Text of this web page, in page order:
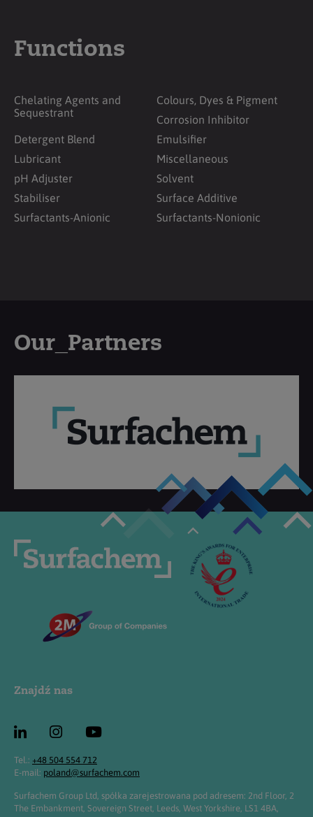
Functions
Chelating Agents and
Sequestrant
Colours, Dyes & Pigment
Corrosion Inhibitor
Detergent Blend
Emulsifier
Lubricant
Miscellaneous
pH Adjuster
Solvent
Stabiliser
Surface Additive
Surfactants-Anionic
Surfactants-Nonionic
Our_Partners
Znajdź nas
Tel.: +48 504 554 712
E-mail: poland@surfachem.com
Surfachem Group Ltd, spółka zarejestrowana pod adresem: 2nd Floor, 2
The Embankment, Sovereign Street, Leeds, West Yorkshire, LS1 4BA,